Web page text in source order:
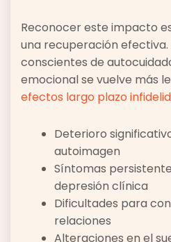
Reconocer este impacto
una recuperación efectiva.
conscientes de
emocional se vuelve más
efectos largo plazo
Deterioro
autoimagen
Síntomas
depresión clínica
Dificultades para
relaciones
Alteraciones en el